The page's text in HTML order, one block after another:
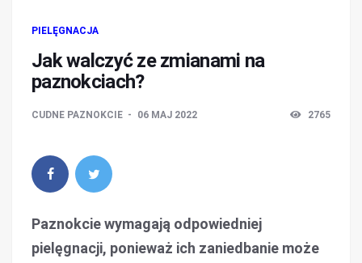
PIELĘGNACJA
Jak walczyć ze zmianami na
paznokciach?
CUDNE PAZNOKCIE 06 MAJ 2022 2765
Paznokcie wymagają odpowiedniej
pielęgnacji, ponieważ ich zaniedbanie może